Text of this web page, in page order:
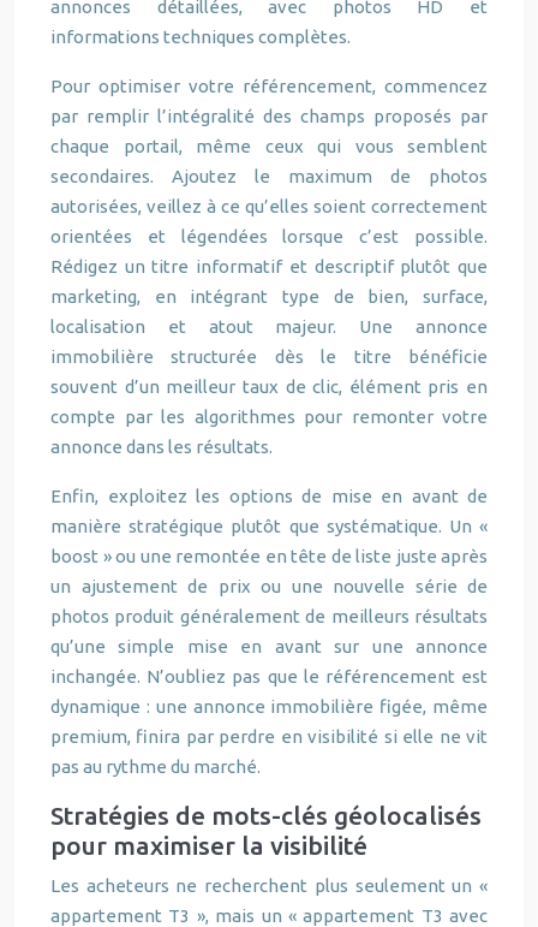
annonces détaillées, avec photos HD et
informations techniques complètes.
Pour optimiser votre référencement, commencez
par remplir l’intégralité des champs proposés par
chaque portail, même ceux qui vous semblent
secondaires. Ajoutez le maximum de photos
autorisées, veillez à ce qu’elles soient correctement
orientées et légendées lorsque c’est possible.
Rédigez un titre informatif et descriptif plutôt que
marketing, en intégrant type de bien, surface,
localisation et atout majeur. Une annonce
immobilière structurée dès le titre bénéficie
souvent d’un meilleur taux de clic, élément pris en
compte par les algorithmes pour remonter votre
annonce dans les résultats.
Enfin, exploitez les options de mise en avant de
manière stratégique plutôt que systématique. Un «
boost » ou une remontée en tête de liste juste après
un ajustement de prix ou une nouvelle série de
photos produit généralement de meilleurs résultats
qu’une simple mise en avant sur une annonce
inchangée. N’oubliez pas que le référencement est
dynamique : une annonce immobilière figée, même
premium, finira par perdre en visibilité si elle ne vit
pas au rythme du marché.
Stratégies de mots-clés géolocalisés
pour maximiser la visibilité
Les acheteurs ne recherchent plus seulement un «
appartement T3 », mais un « appartement T3 avec